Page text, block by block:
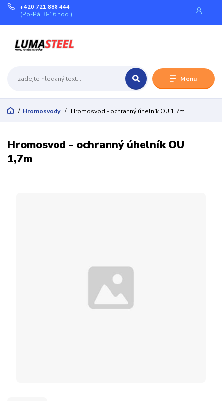
Menu
+420 721 888 444
(Po-Pá, 8-16 hod.)
Hromosvody Hromosvod - ochranný úhelník OU 1,7m
Hromosvod - ochranný úhelník OU
1,7m